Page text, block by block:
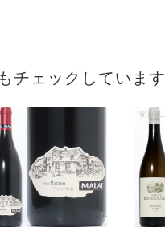
チェックしています